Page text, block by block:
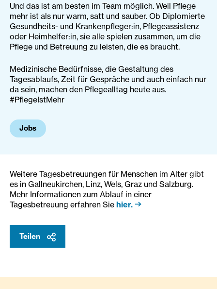
Und das ist am besten im Team möglich. Weil Pflege
mehr ist als nur warm, satt und sauber. Ob Diplomierte
Gesundheits- und Krankenpfleger:in, Pflegeassistenz
oder Heimhelfer:in, sie alle spielen zusammen, um die
Pflege und Betreuung zu leisten, die es braucht.
Medizinische Bedürfnisse, die Gestaltung des
Tagesablaufs, Zeit für Gespräche und auch einfach nur
da sein, machen den Pflegealltag heute aus.
#PflegeIstMehr
Jobs
Weitere Tagesbetreuungen für Menschen im Alter gibt
es in Gallneukirchen, Linz, Wels, Graz und Salzburg.
Mehr Informationen zum Ablauf in einer
Tagesbetreuung erfahren Sie hier.
Teilen